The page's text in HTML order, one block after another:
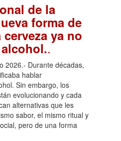
de la
forma de
ya no
.
2026.- Durante décadas,
hablar
Sin embargo, los
evolucionando y cada
alternativas que les
sabor, el mismo ritual y
pero de una forma